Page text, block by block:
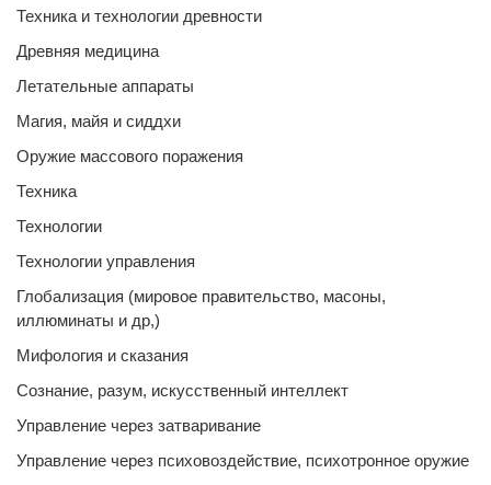
Техника и технологии древности
Древняя медицина
Летательные аппараты
Магия, майя и сиддхи
Оружие массового поражения
Техника
Технологии
Технологии управления
Глобализация (мировое правительство, масоны,
иллюминаты и др,)
Мифология и сказания
Сознание, разум, искусственный интеллект
Управление через затваривание
Управление через психовоздействие, психотронное оружие